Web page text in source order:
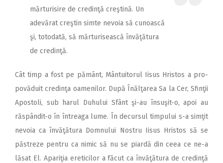
2009
mărturisire de credinţă creştină. Un
adevărat creştin simte nevoia să cunoască
şi, totodată, să mărturisească învăţătura
de credinţă.
Cât timp a fost pe pământ, Mântuitorul Iisus Hristos a pro-
povăduit credinţa oamenilor. După Înălţarea Sa la Cer, Sfinţii
Apostoli, sub harul Duhului Sfânt şi-au însuşit-o, apoi au
răspândit-o în întreaga lume. În decursul timpului s-a simţit
nevoia ca învăţătura Domnului Nostru Iisus Hristos să se
păstreze pentru ca nimic să nu se piardă din ceea ce ne-a
lăsat El. Apariţia ereticilor a făcut ca învăţătura de credinţă